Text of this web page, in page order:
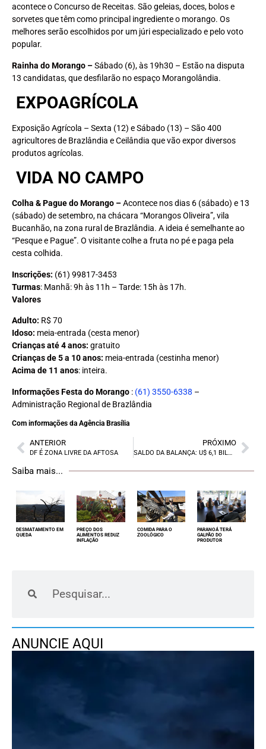
acontece o Concurso de Receitas. São geleias, doces, bolos e
sorvetes que têm como principal ingrediente o morango. Os
melhores serão escolhidos por um júri especializado e pelo voto
popular.
Rainha do Morango –Sábado (6), às 19h30 – Estão na disputa
13 candidatas, que desfilarão no espaço Morangolândia.
EXPOAGRÍCOLA
Exposição Agrícola – Sexta (12) e Sábado (13) – São 400
agricultores de Brazlândia e Ceilândia que vão expor diversos
produtos agrícolas.
VIDA NO CAMPO
Colha & Pague do Morango –Acontece nos dias 6 (sábado) e 13
(sábado) de setembro, na chácara “Morangos Oliveira”, vila
Bucanhão, na zona rural de Brazlândia. A ideia é semelhante ao
“Pesque e Pague”. O visitante colhe a fruta no pé e paga pela
cesta colhida.
Inscrições: (61) 99817-3453
Turmas: Manhã: 9h às 11h – Tarde: 15h às 17h.
Valores
Adulto: R$ 70
Idoso: meia-entrada (cesta menor)
Crianças até 4 anos: gratuito
Crianças de 5 a 10 anos: meia-entrada (cestinha menor)
Acima de 11 anos: inteira.
Informações Festa do Morango : (61) 3550-6338 –
Administração Regional de Brazlândia
Com informações da Agência Brasília
ANTERIOR
DF É ZONA LIVRE DA AFTOSA
PRÓXIMO
SALDO DA BALANÇA: U$ 6,1 BILHÕES
Saiba mais...
DESMATAMENTO EM
QUEDA
PREÇO DOS
ALIMENTOS REDUZ
INFLAÇÃO
COMIDA PARA O
ZOOLÓGICO
PARANOÁ TERÁ
GALPÃO DO
PRODUTOR
ANUNCIE AQUI